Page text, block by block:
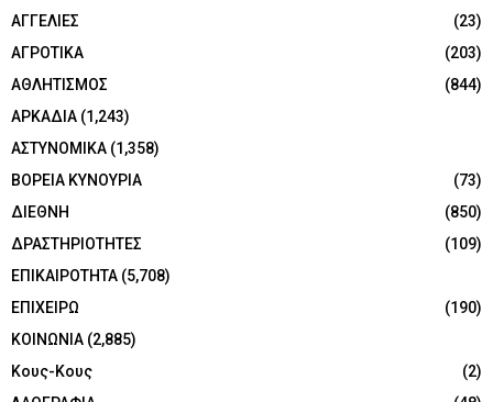
ΑΓΓΕΛΙΕΣ
(23)
ΑΓΡΟΤΙΚΑ
(203)
ΑΘΛΗΤΙΣΜΟΣ
(844)
ΑΡΚΑΔΙΑ (1,243)
ΑΣΤΥΝΟΜΙΚΑ (1,358)
ΒΟΡΕΙΑ ΚΥΝΟΥΡΙΑ
(73)
ΔΙΕΘΝΗ
(850)
ΔΡΑΣΤΗΡΙΟΤΗΤΕΣ
(109)
ΕΠΙΚΑΙΡΟΤΗΤΑ (5,708)
ΕΠΙΧΕΙΡΩ
(190)
ΚΟΙΝΩΝΙΑ (2,885)
Κους-Κους
(2)